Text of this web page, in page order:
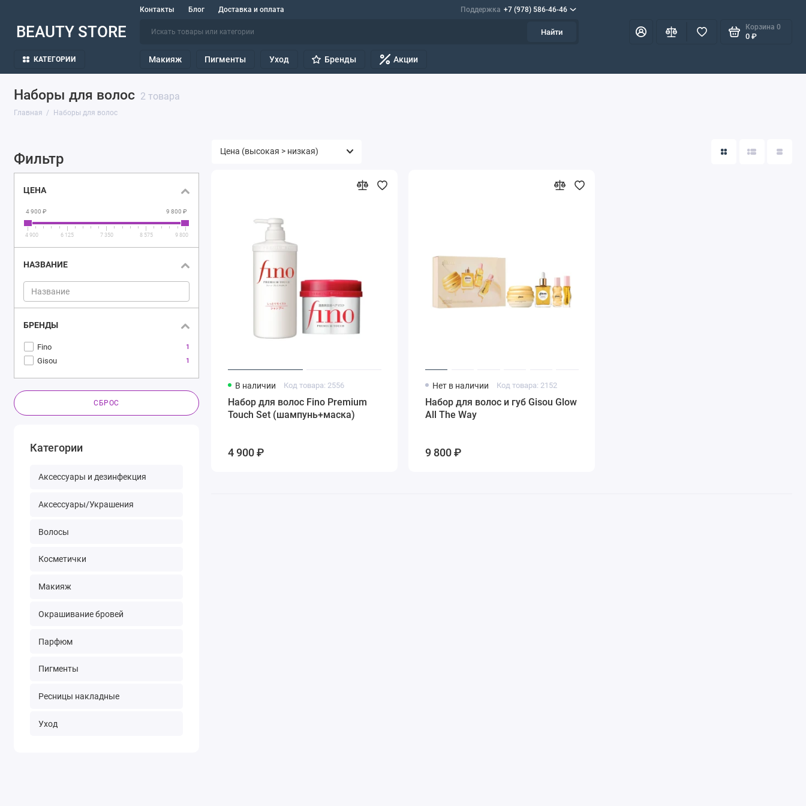
Контакты Блог Доставка и оплата Поддержка +7 (978) 586-46-46
BEAUTY STORE Найти
Корзина 0
0 ₽
КАТЕГОРИИ Макияж Пигменты Уход Бренды Акции
Наборы для волос 2 товара
Главная Наборы для волос
Фильтр
ЦЕНА
4 900 ₽ 9 800 ₽
4 900 6 125 7 350 8 575 9 800
НАЗВАНИЕ
БРЕНДЫ
Fino 1
Gisou 1
СБРОС
Категории
Аксессуары и дезинфекция
Аксессуары/Украшения
Волосы
Косметички
Макияж
Окрашивание бровей
Парфюм
Пигменты
Ресницы накладные
Уход
В наличии Код товара: 2556
Набор для волос Fino Premium
Touch Set (шампунь+маска)
4 900 ₽
Нет в наличии Код товара: 2152
Набор для волос и губ Gisou Glow
All The Way
9 800 ₽